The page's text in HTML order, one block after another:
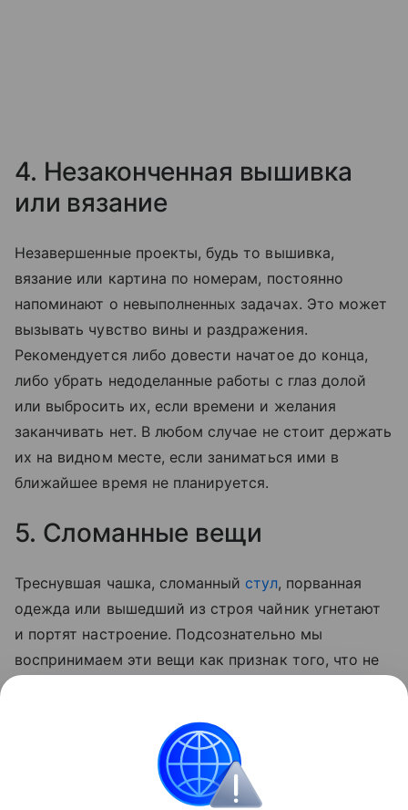
4. Незаконченная вышивка
или вязание
Незавершенные проекты, будь то вышивка,
вязание или картина по номерам, постоянно
напоминают о невыполненных задачах. Это может
вызывать чувство вины и раздражения.
Рекомендуется либо довести начатое до конца,
либо убрать недоделанные работы с глаз долой
или выбросить их, если времени и желания
заканчивать нет. В любом случае не стоит держать
их на видном месте, если заниматься ими в
ближайшее время не планируется.
5. Сломанные вещи
Треснувшая чашка, сломанный стул, порванная
одежда или вышедший из строя чайник угнетают
и портят настроение. Подсознательно мы
воспринимаем эти вещи как признак того, что не
необходимо отдать в ремонт, остальное —
выбросить или отправить на переработку.